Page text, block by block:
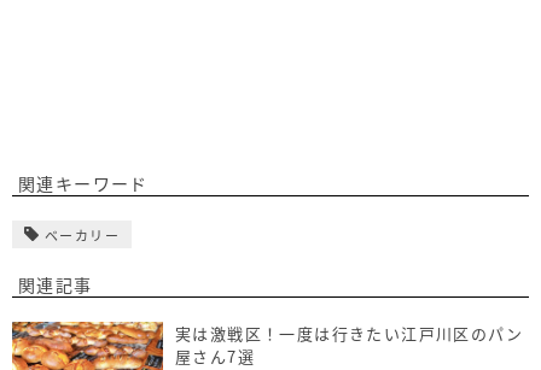
関連キーワード
ベーカリー
関連記事
実は激戦区！一度は行きたい江戸川区のパン
屋さん7選